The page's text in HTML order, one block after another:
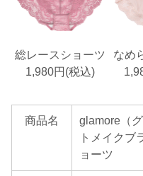
総レースショーツ なめ
1,980円(税込)
商品名
glamore（
トメイクブ
ョーツ